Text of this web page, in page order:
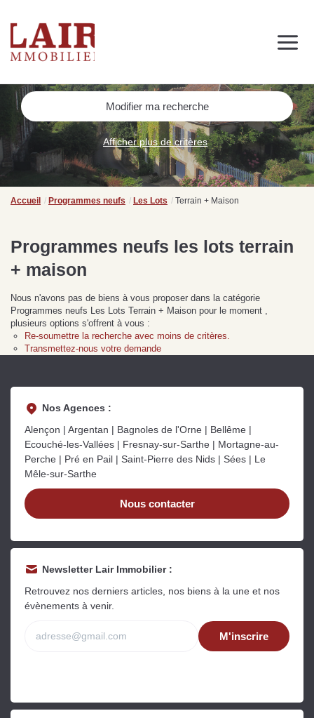
Immobilier
Nous découvrir
Nos services
Contact
Nos actualités
SUIVEZ-NOUS SUR LES RÉSEAUX SOCIAUX
NOS CONSEILS IMMO
pour vous accompagner dans vos projets
Procéder à des travaux
d’isolation à Fresnay-sur-
Sarthe pour booster sa
vente
Lire la suite
estimation immobilière à
Bagnoles-de-l’Orne :
conséquences ?
Gratuit
Rapide et gratuit, recevez votre estimation
en quelques clics.
Estimer mon bien maintenant
Modifier ma recherche
Afficher plus de critères
Accueil Programmes neufs Les Lots Terrain + Maison
Programmes neufs les lots terrain
+ maison
Nous n'avons pas de biens à vous proposer dans la catégorie
Programmes neufs Les Lots Terrain + Maison pour le moment ,
plusieurs options s'offrent à vous :
Re-soumettre la recherche avec moins de critères.
Transmettez-nous votre demande
Nos Agences :
Alençon | Argentan | Bagnoles de l'Orne | Bellême |
Ecouché-les-Vallées | Fresnay-sur-Sarthe | Mortagne-au-
Perche | Pré en Pail | Saint-Pierre des Nids | Sées | Le
Mêle-sur-Sarthe
Nous contacter
Newsletter Lair Immobilier :
Retrouvez nos derniers articles, nos biens à la une et nos
évènements à venir.
M'inscrire